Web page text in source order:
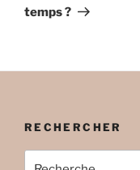
temps ?
RECHERCHER